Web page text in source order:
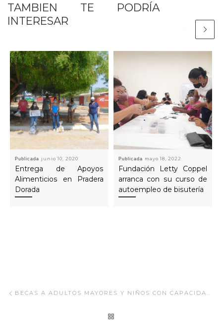
TAMBIEN TE PODRÍA
INTERESAR
Publicada junio 10, 2020
Entrega de Apoyos
Alimenticios en Pradera
Dorada
Publicada mayo 18, 2022
Fundación Letty Coppel
arranca con su curso de
autoempleo de bisutería
Navegar Artículo BECAS A ADULTOS MAYORES Y NIÑOS CON CAPACIDADES DIFERENTES